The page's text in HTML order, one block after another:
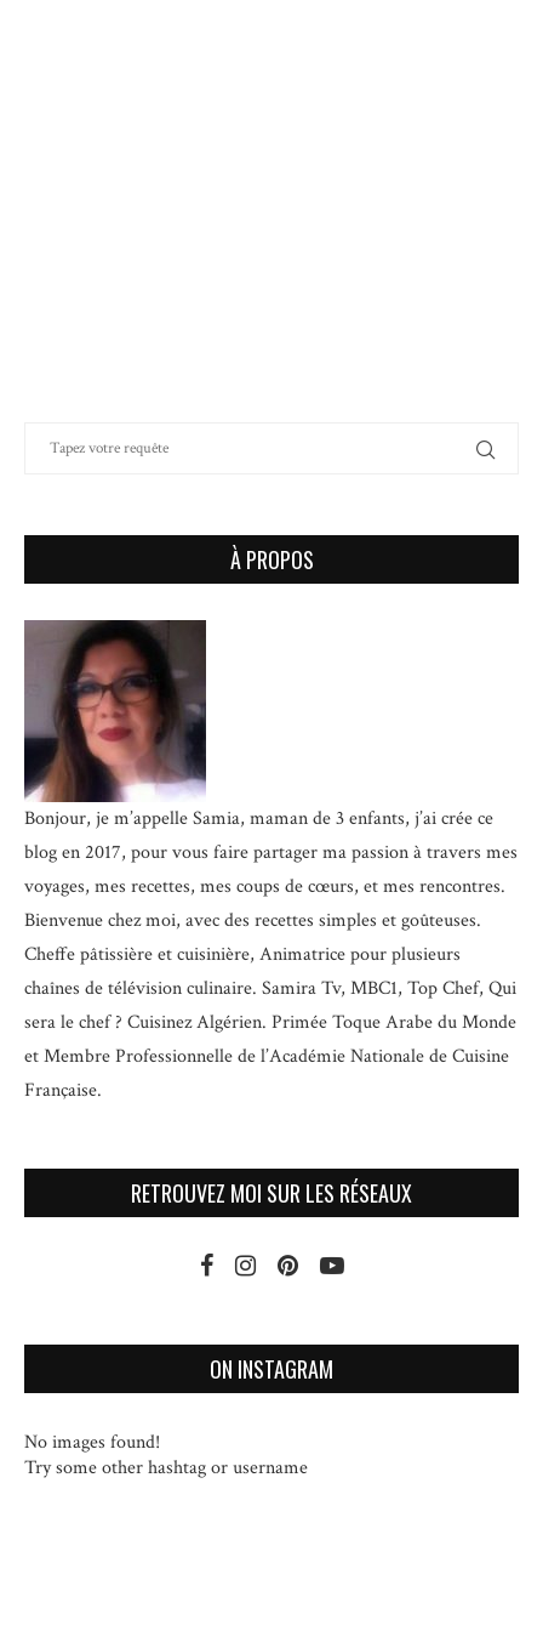
À PROPOS
Bonjour, je m’appelle Samia, maman de 3 enfants, j’ai crée ce
blog en 2017, pour vous faire partager ma passion à travers mes
voyages, mes recettes, mes coups de cœurs, et mes rencontres.
Bienvenue chez moi, avec des recettes simples et goûteuses.
Cheffe pâtissière et cuisinière, Animatrice pour plusieurs
chaînes de télévision culinaire. Samira Tv, MBC1, Top Chef, Qui
sera le chef ? Cuisinez Algérien. Primée Toque Arabe du Monde
etMembre Professionnelle de l’Académie Nationale de Cuisine
Française.
RETROUVEZ MOI SUR LES RÉSEAUX
ON INSTAGRAM
No images found!
Try some other hashtag or username